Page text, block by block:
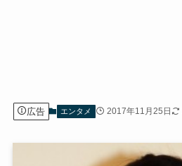
広告 エンタメ 2017年11月25日